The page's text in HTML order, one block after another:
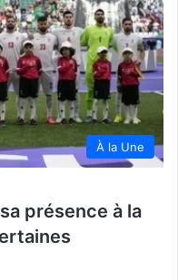
À la Une
présence à la